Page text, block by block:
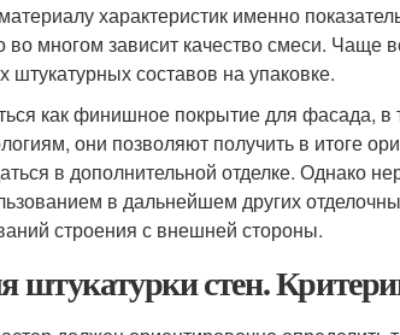
характеристик именно
во многом зависит качество смеси. Чаще
штукатурных составов на упаковке.
как финишное покрытие для фасада, в
они позволяют получить в итоге
в дополнительной отделке. Однако
в дальнейшем других
строения с внешней стороны.
штукатурки стен.